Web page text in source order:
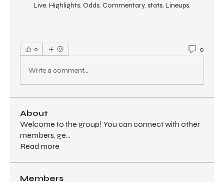
Live. Highlights. Odds. Commentary. stats. Lineups.
0 0
Write a comment...
About
Welcome to the group! You can connect with other
members, ge...
Read more
Members